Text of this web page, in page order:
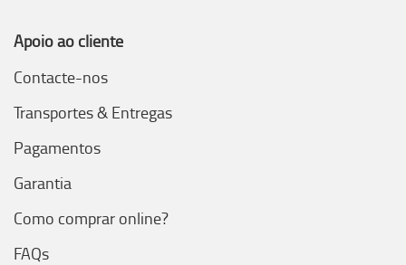
Apoio ao cliente
Contacte-nos
Transportes & Entregas
Pagamentos
Garantia
Como comprar online?
FAQs